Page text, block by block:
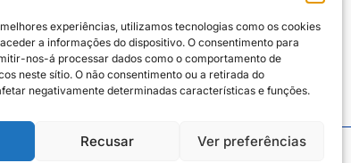
experiências, utilizamos tecnologias como os cookies
a informações do dispositivo. O consentimento para
nos-á processar dados como o comportamento de
neste sítio. O não consentimento ou a retirada do
negativamente determinadas características e funções.
Recusar Ver preferências